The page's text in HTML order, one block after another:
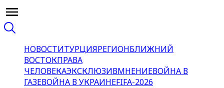
НОВОСТИТУРЦИЯРЕГИОНБЛИЖНИЙ
ВОСТОКПРАВА
ЧЕЛОВЕКАЭКСКЛЮЗИВМНЕНИЕВОЙНА В
ГАЗЕВОЙНА В УКРАИНЕFIFA-2026